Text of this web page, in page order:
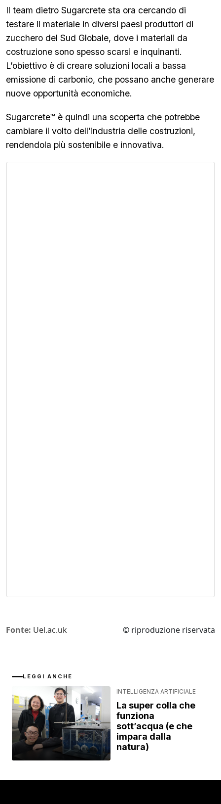
Il team dietro Sugarcrete sta ora cercando di
testare il materiale in diversi paesi produttori di
zucchero del Sud Globale, dove i materiali da
costruzione sono spesso scarsi e inquinanti.
L’obiettivo è di creare soluzioni locali a bassa
emissione di carbonio, che possano anche generare
nuove opportunità economiche.
Sugarcrete™ è quindi una scoperta che potrebbe
cambiare il volto dell’industria delle costruzioni,
rendendola più sostenibile e innovativa.
Fonte: Uel.ac.uk © riproduzione riservata
LEGGI ANCHE
INTELLIGENZA ARTIFICIALE
La super colla che
funziona
sott’acqua (e che
impara dalla
natura)